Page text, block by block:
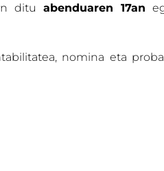
dituabenduaren 17an
nomina eta